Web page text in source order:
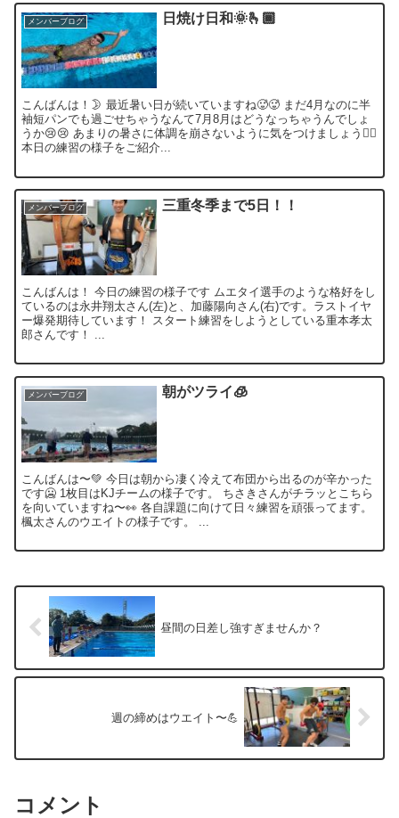
メンバーブログ 日焼け日和🌞🫰🏾
こんばんは！🌛 最近暑い日が続いていますね🥵🥵 まだ4月なのに半
袖短パンでも過ごせちゃうなんて7月8月はどうなっちゃうんでしょ
うか😢😢 あまりの暑さに体調を崩さないように気をつけましょう✊🏻
本日の練習の様子をご紹介...
メンバーブログ 三重冬季まで5日！！
こんばんは！ 今日の練習の様子です ムエタイ選手のような格好をし
ているのは永井翔太さん(左)と、加藤陽向さん(右)です。ラストイヤ
ー爆発期待しています！ スタート練習をしようとしている重本孝太
郎さんです！ ...
メンバーブログ 朝がツライ🧊
こんばんは〜💚 今日は朝から凄く冷えて布団から出るのが辛かった
です🥶 1枚目はKJチームの様子です。 ちさきさんがチラッとこちら
を向いていますね〜👀 各自課題に向けて日々練習を頑張ってます。
楓太さんのウエイトの様子です。 ...
昼間の日差し強すぎませんか？
週の締めはウエイト〜💪
コメント